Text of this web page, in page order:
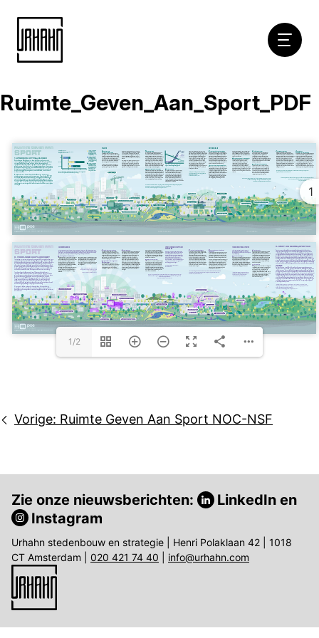
Naar
Ruimte_Geven_Aan_Sport_PDF
1
1/2
Bericht
Vorige: Ruimte Geven Aan Sport NOC-NSF
Zie onze nieuwsberichten: LinkedIn en
Instagram
Urhahn stedenbouw en strategie | Henri Polaklaan 42 | 1018
CT Amsterdam | 020 421 74 40 info@urhahn.com